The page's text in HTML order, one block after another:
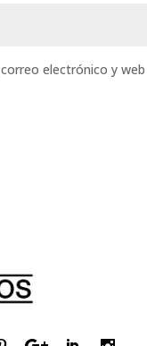
electrónico y